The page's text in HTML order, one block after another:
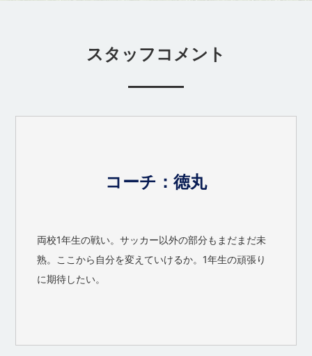
スタッフコメント
コーチ：徳丸
両校1年生の戦い。サッカー以外の部分もまだまだ未
熟。ここから自分を変えていけるか。1年生の頑張り
に期待したい。